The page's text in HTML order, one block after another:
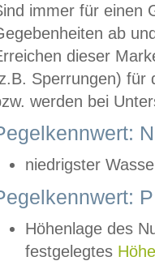
immer für einen
ab
dieser
Sperrungen) für
werden bei
niedrigster
Höhenlage des
festgelegtes